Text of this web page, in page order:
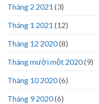
Tháng 2 2021 (3)
Tháng 1 2021 (12)
Tháng 12 2020(8)
Tháng mười một 2020(9)
Tháng 10 2020(6)
Tháng 9 2020(6)